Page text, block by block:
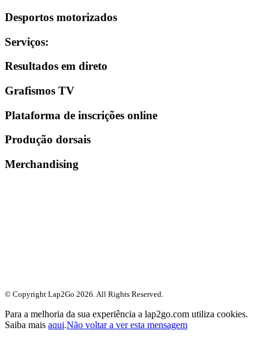
Desportos motorizados
Serviços:
Resultados em direto
Grafismos TV
Plataforma de inscrições online
Produção dorsais
Merchandising
© Copyright Lap2Go 2026 . All Rights Reserved.
Para a melhoria da sua experiência a lap2go.com utiliza cookies.
Saiba mais aqui.Não voltar a ver esta mensagem